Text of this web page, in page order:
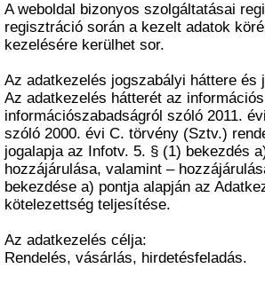
A weboldal bizonyos szolgáltatásai
regisztráció során a kezelt adatok
kezelésére kerülhet sor.
Az adatkezelés jogszabályi háttere és
Az adatkezelés hátterét az
információszabadságról szóló 2011.
szóló 2000. évi C. törvény (Sztv.)
jogalapja az Infotv. 5. § (1) bekezdés
hozzájárulása, valamint –
bekezdése a) pontja alapján az
kötelezettség teljesítése.
Az adatkezelés célja:
Rendelés, vásárlás, hirdetésfeladás.